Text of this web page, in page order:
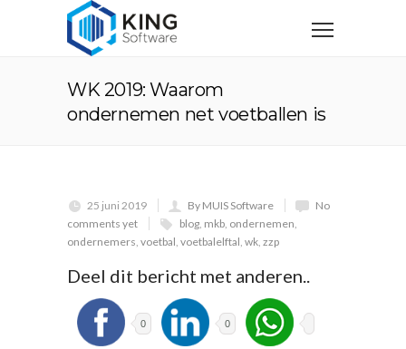
WK 2019: Waarom
ondernemen net voetballen is
25 juni 2019 By MUIS Software
No
comments yet
blog, mkb, ondernemen,
ondernemers, voetbal, voetbalelftal, wk, zzp
Deel dit bericht met anderen..
0 0